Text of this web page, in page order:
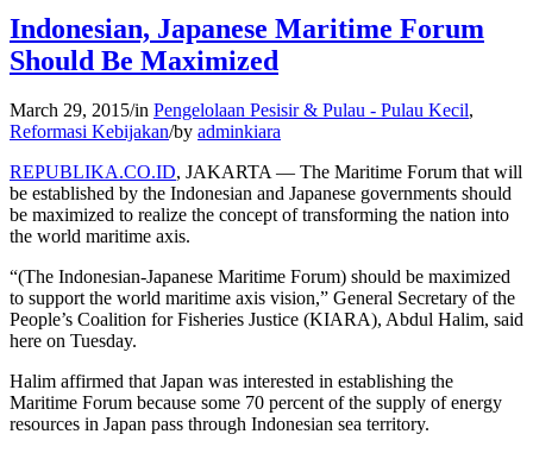
Indonesian, Japanese Maritime Forum
Should Be Maximized
March 29, 2015/in Pengelolaan Pesisir & Pulau - Pulau Kecil,
Reformasi Kebijakan/by adminkiara
REPUBLIKA.CO.ID, JAKARTA — The Maritime Forum that will
be established by the Indonesian and Japanese governments should
be maximized to realize the concept of transforming the nation into
the world maritime axis.
“(The Indonesian-Japanese Maritime Forum) should be maximized
to support the world maritime axis vision,” General Secretary of the
People’s Coalition for Fisheries Justice (KIARA), Abdul Halim, said
here on Tuesday.
Halim affirmed that Japan was interested in establishing the
Maritime Forum because some 70 percent of the supply of energy
resources in Japan pass through Indonesian sea territory.